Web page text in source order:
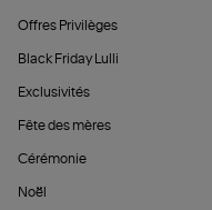
Offres Privilèges
Black Friday Lulli
Exclusivités
Fête des mères
Cérémonie
Noël